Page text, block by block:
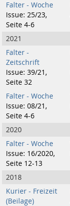
Falter - Woche
Issue: 25/23,
Seite 4-6
2021
Falter -
Zeitschrift
Issue: 39/21,
Seite 32
Falter - Woche
Issue: 08/21,
Seite 4-6
2020
Falter - Woche
Issue: 16/2020,
Seite 12-13
2018
Kurier - Freizeit
(Beilage)